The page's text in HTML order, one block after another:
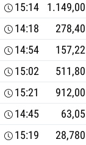
15:14 1.149,00
14:18 278,40
14:54 157,22
15:02 511,80
15:21 912,00
14:45 63,05
15:19 28,780